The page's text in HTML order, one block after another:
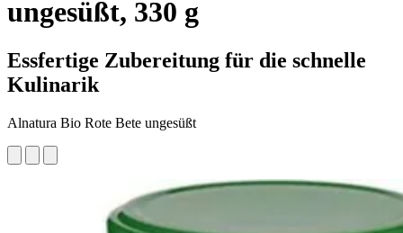
ungesüßt, 330 g
Essfertige Zubereitung für die schnelle
Kulinarik
Alnatura Bio Rote Bete ungesüßt